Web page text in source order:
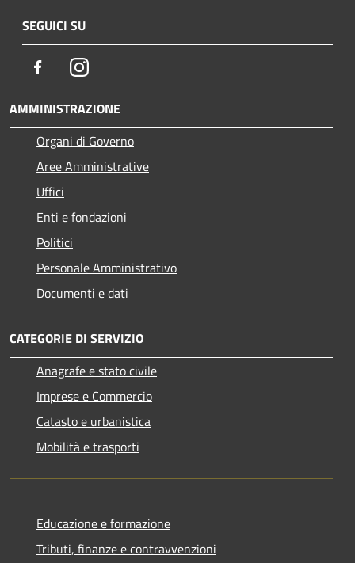
SEGUICI SU
FacebookInstagram
AMMINISTRAZIONE
Organi di Governo
Aree Amministrative
Uffici
Enti e fondazioni
Politici
Personale Amministrativo
Documenti e dati
CATEGORIE DI SERVIZIO
Anagrafe e stato civile
Imprese e Commercio
Catasto e urbanistica
Mobilità e trasporti
Educazione e formazione
Tributi, finanze e contravvenzioni